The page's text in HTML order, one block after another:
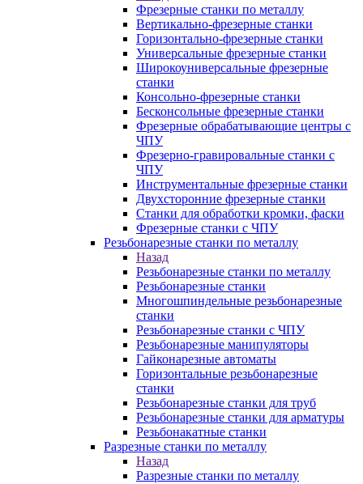
Фрезерные станки по металлу
Вертикально-фрезерные станки
Горизонтально-фрезерные станки
Универсальные фрезерные станки
Широкоуниверсальные фрезерные
станки
Консольно-фрезерные станки
Бесконсольные фрезерные станки
Фрезерные обрабатывающие центры с
ЧПУ
Фрезерно-гравировальные станки с
ЧПУ
Инструментальные фрезерные станки
Двухсторонние фрезерные станки
Станки для обработки кромки, фаски
Фрезерные станки с ЧПУ
Резьбонарезные станки по металлу
Назад
Резьбонарезные станки по металлу
Резьбонарезные станки
Многошпиндельные резьбонарезные
станки
Резьбонарезные станки с ЧПУ
Резьбонарезные манипуляторы
Гайконарезные автоматы
Горизонтальные резьбонарезные
станки
Резьбонарезные станки для труб
Резьбонарезные станки для арматуры
Резьбонакатные станки
Разрезные станки по металлу
Назад
Разрезные станки по металлу